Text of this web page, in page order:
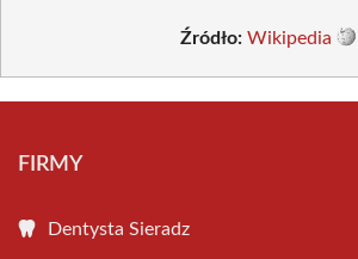
Źródło: Wikipedia
FIRMY
Dentysta Sieradz